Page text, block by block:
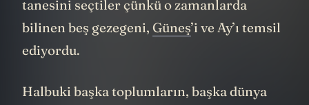
tanesini seçtiler çünkü o zamanlarda
bilinen beş gezegeni, Güneş’i ve Ay’ı temsil
ediyordu.
Halbuki başka toplumların, başka dünya